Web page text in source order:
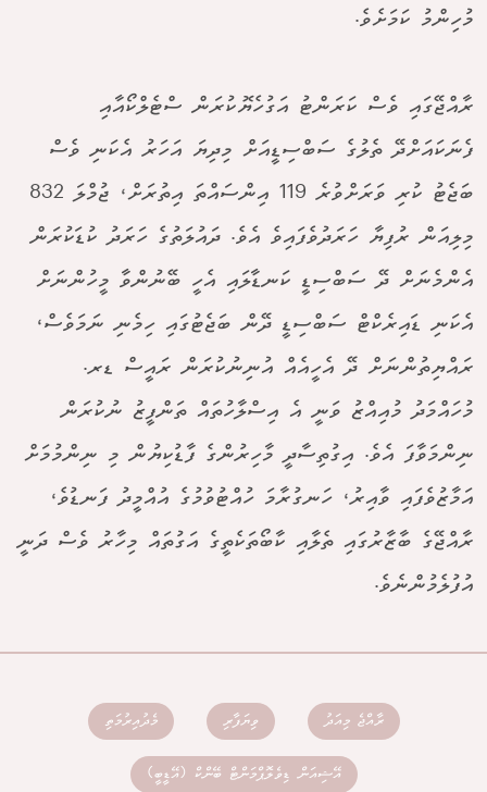
މުހިންމު ކަމަށެވެ.
ރާއްޖޭގައި ވެސް ކަރަންޓު އަގުހެޔޮކުރަން ސްޓެލްކޯއާއި
ފެނަކައަށްދޭ ތެލުގެ ސަބްސިޑީއަށް މިދިޔަ އަހަރު އެކަނި ވެސް
ބަޖެޓު ކުރި ވަރަށްވުރެ 119 އިންސައްތަ އިތުރަށް، ޖުމްލަ 832
މިލިއަން ރުފިޔާ ހަރަދުވެފައިވެ އެވެ. ދައުލަތުގެ ހަރަދު ކުޑަކުރަން
އެންމެނަށް ދޭ ސަބްސިޑީ ކަނޑާލައި އެހީ ބޭނުންވާ މީހުންނަށް
އެކަނި ޑައިރެކްޓް ސަބްސިޑީ ދޭން ބަޖެޓުގައި ހިމެނި ނަމަވެސް،
ރައްޔިތުންނަށް ދޭ އެހީއެއް އުނިނުކުރަން ރައީސް ޑރ.
މުހައްމަދު މުއިއްޒު ވަނީ އެ އިސްލާހުތައް ތަންފީޒު ނުކުރަން
ނިންމަވާފަ އެވެ. އިގުތިސާދީ މާހިރުންގެ ފާޑުކިޔުން މި ނިންމުމަށް
އަމާޒުވެފައި ވާއިރު، ހަނގުރާމަ ހުއްޓުވުމުގެ އުއްމީދު ފަނޑުވެ،
ރާއްޖޭގެ ބާޒާރުގައި ތެލާއި ކާބޯތަކެތީގެ އަގުތައް މިހާރު ވެސް ދަނީ
އުފުލެމުންނެވެ.
ރާއްޖެ މިއަދު ވިޔަފާރި މެދުއިރުމަތި
އޭޝިއަން ޑިވެލޮޕްމަންޓް ބޭންކް (އޭޑީބީ)